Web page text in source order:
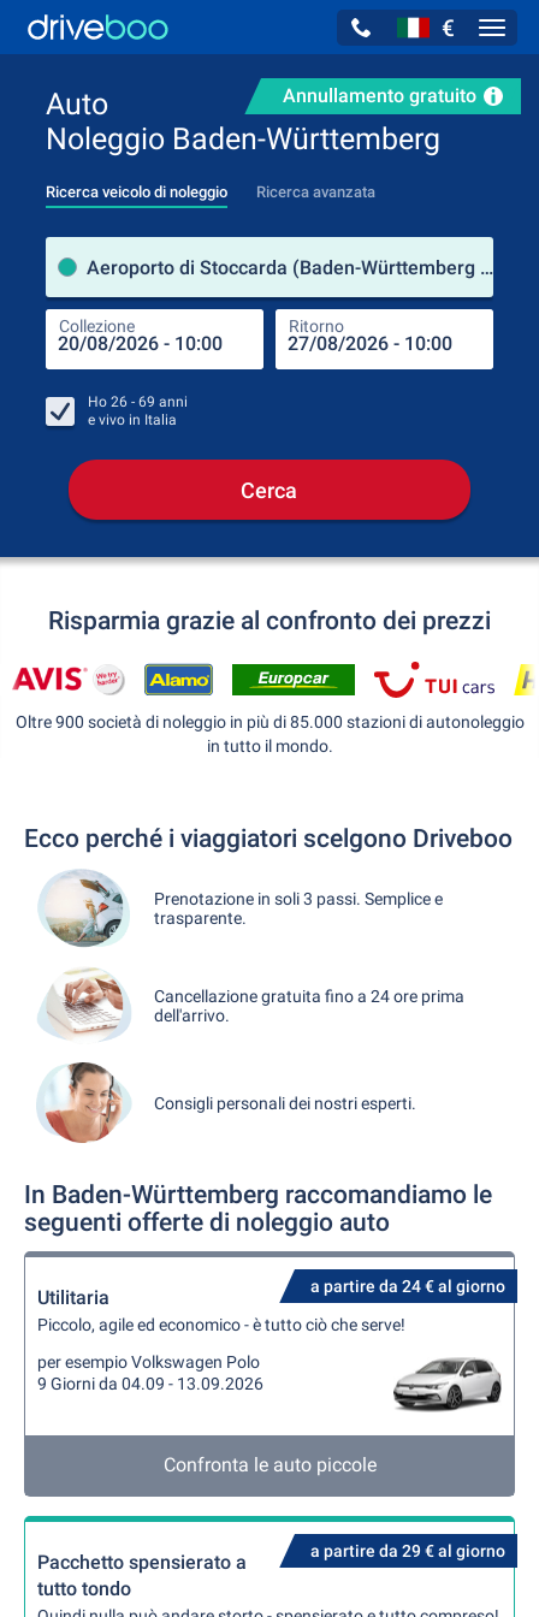
€
Annullamento gratuito
Auto
Noleggio Baden-Württemberg
Ricerca veicolo di noleggio Ricerca avanzata
Aeroporto di Stoccarda (Baden-Württemberg / Germania)
Collezione Ritorno
Ho 26 - 69 anni
e vivo in Italia
Cerca
Risparmia grazie al confronto dei prezzi
Oltre 900 società di noleggio in più di 85.000 stazioni di autonoleggio
in tutto il mondo.
Ecco perché i viaggiatori scelgono Driveboo
Prenotazione in soli 3 passi. Semplice e
trasparente.
Cancellazione gratuita fino a 24 ore prima
dell'arrivo.
Consigli personali dei nostri esperti.
In Baden-Württemberg raccomandiamo le
seguenti offerte di noleggio auto
a partire da 24 € al giorno
Utilitaria
Piccolo, agile ed economico - è tutto ciò che serve!
per esempio Volkswagen Polo
9 Giorni da 04.09 - 13.09.2026
Confronta le auto piccole
a partire da 29 € al giorno
Pacchetto spensierato a
tutto tondo